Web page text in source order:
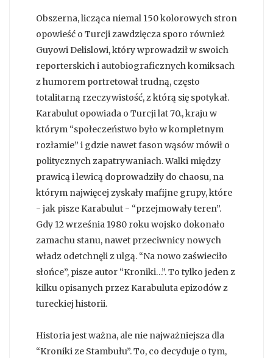
Obszerna, licząca niemal 150 kolorowych stron
opowieść o Turcji zawdzięcza sporo również
Guyowi Delislowi, który wprowadził w swoich
reporterskich i autobiograficznych komiksach
z humorem portretował trudną, często
totalitarną rzeczywistość, z którą się spotykał.
Karabulut opowiada o Turcji lat 70., kraju w
którym “społeczeństwo było w kompletnym
rozłamie” i gdzie nawet fason wąsów mówił o
politycznych zapatrywaniach. Walki między
prawicą i lewicą doprowadziły do chaosu, na
którym najwięcej zyskały mafijne grupy, które
- jak pisze Karabulut - “przejmowały teren”.
Gdy 12 września 1980 roku wojsko dokonało
zamachu stanu, nawet przeciwnicy nowych
władz odetchnęli z ulgą. “Na nowo zaświeciło
słońce”, pisze autor “Kroniki…”. To tylko jeden z
kilku opisanych przez Karabuluta epizodów z
tureckiej historii.
Historia jest ważna, ale nie najważniejsza dla
“Kroniki ze Stambułu”. To, co decyduje o tym,